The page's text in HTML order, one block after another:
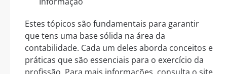
Estes tópicos são fundamentais para garantir
que tens uma base sólida na área da
contabilidade. Cada um deles aborda conceitos e
práticas que são essenciais para o exercício da